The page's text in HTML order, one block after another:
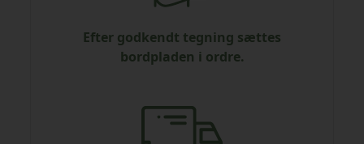
Efter godkendt tegning sættes
bordpladen i ordre.